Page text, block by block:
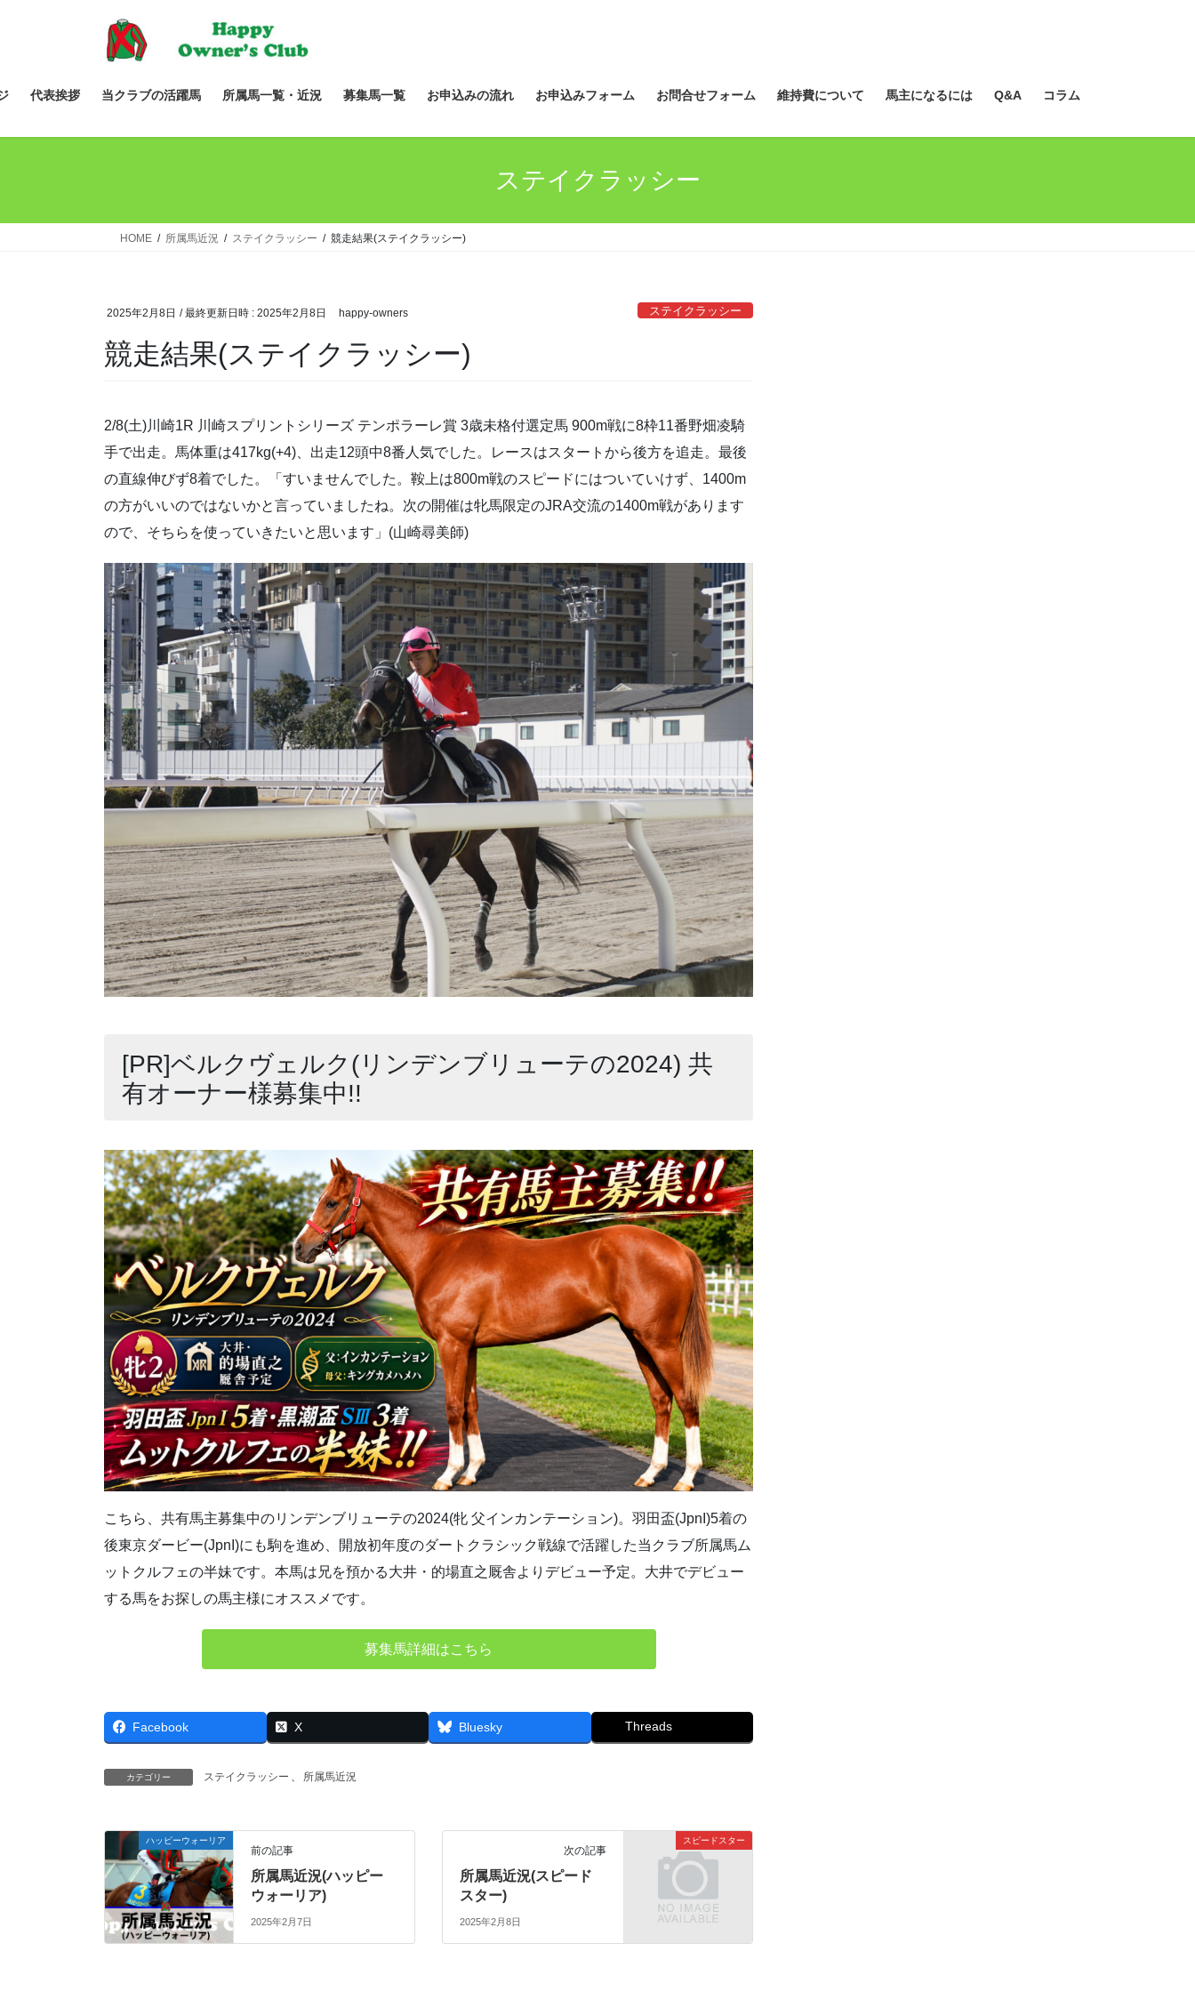
ツ
ス
シ
ン
代表挨拶 当クラブの活躍馬 所属馬一覧・近況 募集馬一覧 お申込みの流れ お申込みフォーム お問合せフォーム 維持費について 馬主になるには Q&A コラム
ステイクラッシー
HOME 所属馬近況 ステイクラッシー 競走結果(ステイクラッシー)
2025年2月8日 / 最終更新日時 : 2025年2月8日 happy-owners ステイクラッシー
競走結果(ステイクラッシー)
2/8(土)川崎1R 川崎スプリントシリーズ テンポラーレ賞 3歳未格付選定馬 900m戦に8枠11番野畑凌騎
手で出走。馬体重は417kg(+4)、出走12頭中8番人気でした。レースはスタートから後方を追走。最後
の直線伸びず8着でした。「すいませんでした。鞍上は800m戦のスピードにはついていけず、1400m
の方がいいのではないかと言っていましたね。次の開催は牝馬限定のJRA交流の1400m戦があります
ので、そちらを使っていきたいと思います」(山崎尋美師)
[PR]ベルクヴェルク(リンデンブリューテの2024) 共
有オーナー様募集中!!
こちら、共有馬主募集中のリンデンブリューテの2024(牝 父インカンテーション)。羽田盃(JpnI)5着の
後東京ダービー(JpnI)にも駒を進め、開放初年度のダートクラシック戦線で活躍した当クラブ所属馬ム
ットクルフェの半妹です。本馬は兄を預かる大井・的場直之厩舎よりデビュー予定。大井でデビュー
する馬をお探しの馬主様にオススメです。
募集馬詳細はこちら
Facebook X Bluesky Threads
カテゴリー ステイクラッシー 、 所属馬近況
ハッピーウォーリア
前の記事
所属馬近況(ハッピー
ウォーリア)
2025年2月7日
スピードスター
次の記事
所属馬近況(スピード
スター)
2025年2月8日